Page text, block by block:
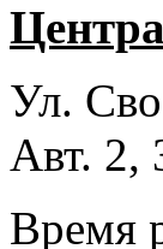
Ул.
Авт. 2,
Время